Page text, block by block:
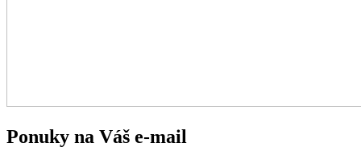
Ponuky na Váš e-mail